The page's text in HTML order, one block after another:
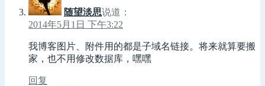
随望淡思说道：
2014年5月1日 下午3:22
我博客图片、附件用的都是子域名链接。将来就算要搬
家，也不用修改数据库，嘿嘿
回复